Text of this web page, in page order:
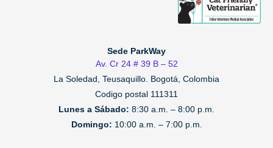
Sede ParkWay
Av. Cr 24 # 39 B – 52
La Soledad, Teusaquillo. Bogotá, Colombia
Codigo postal 111311
Lunes a Sábado: 8:30 a.m. – 8:00 p.m.
Domingo: 10:00 a.m. – 7:00 p.m.